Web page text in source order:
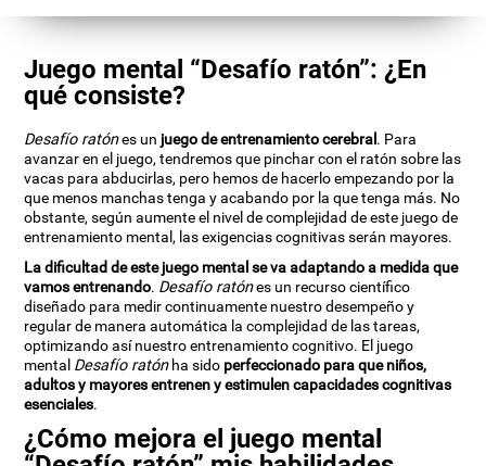
Juego mental “Desafío ratón”: ¿En
qué consiste?
Desafío ratónes un juego de entrenamiento cerebral. Para
avanzar en el juego, tendremos que pinchar con el ratón sobre las
vacas para abducirlas, pero hemos de hacerlo empezando por la
que menos manchas tenga y acabando por la que tenga más. No
obstante, según aumente el nivel de complejidad de este juego de
entrenamiento mental, las exigencias cognitivas serán mayores.
La dificultad de este juego mental se va adaptando a medida que
vamos entrenando. Desafío ratónes un recurso científico
diseñado para medir continuamente nuestro desempeño y
regular de manera automática la complejidad de las tareas,
optimizando así nuestro entrenamiento cognitivo. El juego
mental Desafío ratónha sido perfeccionado para que niños,
adultos y mayores entrenen y estimulen capacidades cognitivas
esenciales.
¿Cómo mejora el juego mental